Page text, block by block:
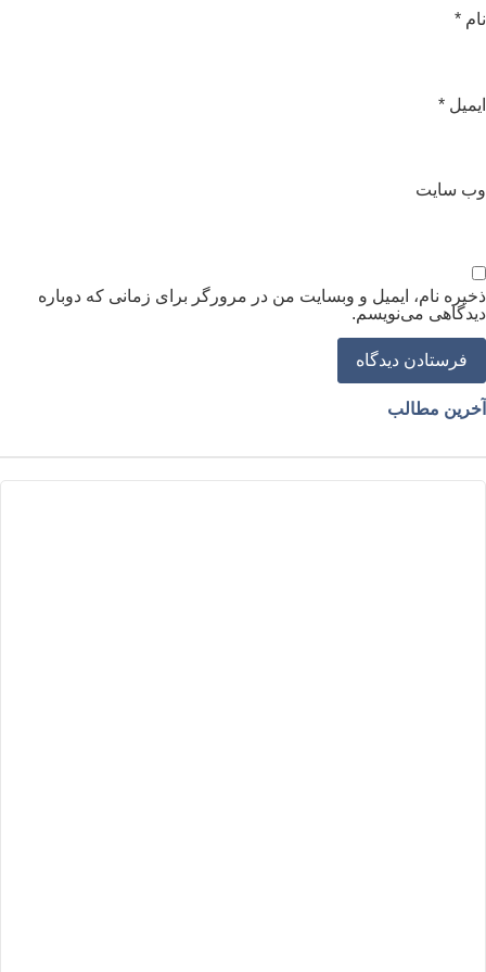
*
*
سایت
نام، ایمیل و وبسایت من در مرورگر برای زمانی که دوباره
می‌نویسم.
مطالب